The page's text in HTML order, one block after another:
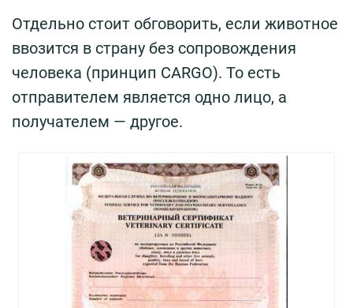
Отдельно стоит обговорить, если животное
ввозится в страну без сопровождения
человека (принцип CARGO). То есть
отправителем является одно лицо, а
получателем — другое.